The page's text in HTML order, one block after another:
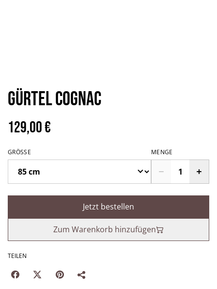
Gürtel Cognac
129,00 €
GRÖSSE MENGE
Jetzt bestellen
Zum Warenkorb hinzufügen
TEILEN